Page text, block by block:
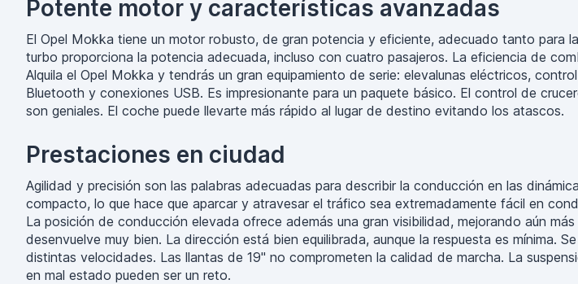
Potente motor y características avanzadas
El Opel Mokka tiene un motor robusto, de gran potencia y eficiente, adecuado tanto para
turbo proporciona la potencia adecuada, incluso con cuatro pasajeros. La eficiencia de
Alquila el Opel Mokka y tendrás un gran equipamiento de serie: elevalunas eléctricos,
Bluetooth y conexiones USB. Es impresionante para un paquete básico. El control de
son geniales. El coche puede llevarte más rápido al lugar de destino evitando los atascos.
Prestaciones en ciudad
Agilidad y precisión son las palabras adecuadas para describir la conducción en las
compacto, lo que hace que aparcar y atravesar el tráfico sea extremadamente fácil en
La posición de conducción elevada ofrece además una gran visibilidad, mejorando aún
desenvuelve muy bien. La dirección está bien equilibrada, aunque la respuesta es mínima.
distintas velocidades. Las llantas de 19" no comprometen la calidad de marcha. La
en mal estado pueden ser un reto.